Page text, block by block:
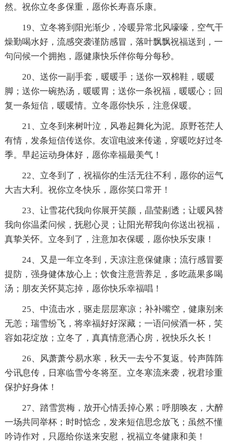
然。祝你立冬多保重，愿你长寿喜乐康。
19、立冬将到阳光渐少，冷暖异常北风嚎嚎，空气干
燥勤喝水好，流感突袭谨防感冒，落叶飘飘祝福送到，一
句问候一个拥抱，愿健康快乐伴你每分每秒。
20、送你一副手套，暖暖手；送你一双棉鞋，暖暖
脚；送你一碗热汤，暖暖胃；送你一条祝福，暖暖心；回
复一条短信，暖暖情。立冬愿你快乐，注意保暖。
21、立冬到来树叶泣，风卷起舞化为泥。原野苍茫人
有情，发条短信传送你。友谊电波来传递，穿暖吃好过冬
季。早起运动身体好，愿你幸福最美气！
22、立冬到了，祝福你的生活无往不利，愿你的运气
大吉大利。祝你立冬快乐，愿你笑口常开！
23、让雪花代我向你展开笑颜，晶莹剔透；让暖风替
我向你温柔问候，抚慰心灵；让阳光帮我向你送出祝福，
真挚关怀。立冬到了，注意加衣保暖，愿你快乐安康！
24、又是一年立冬到，天凉注意保健康；流行感冒要
提防，强身健体放心上；饮食注意营养足，多吃蔬果多喝
汤；朋友关怀莫忘掉，愿你快乐幸福唱！
25、中流击水，驱走层层寒凉；补补嘴空，健康别来
无恙；瑞雪纷飞，将幸福好好深藏；一语问候酒一杯，笑
容如花绽放；立冬了，真真情意洒心房，祝快乐久长！
26、风萧萧兮易水寒，秋天一去兮不复返。铃声阵阵
兮讯息传，日寒临雪兮冬将至。立冬寒流来袭，祝君珍重
保护好身体！
27、踏雪赏梅，放开心情丢掉心累；呼朋唤友，大醉
一场共同举杯；时时惦念，发来短信思念放飞；虽然不懂
吟诗作对，只愿给你送来安慰，祝福立冬健康和美！